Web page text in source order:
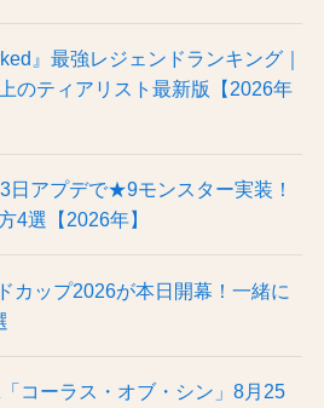
』最強レジェンドランキング｜
のティアリスト最新版【2026年
日アプデで★9モンスター実装！
4選【2026年】
カップ2026が本日開幕！一緒に
コーラス・オブ・シン」8月25